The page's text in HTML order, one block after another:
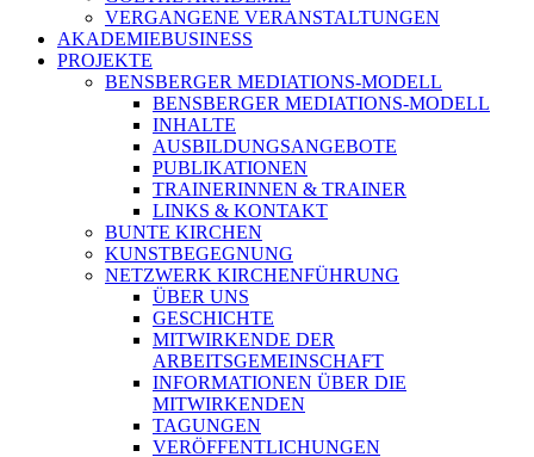
VERGANGENE VERANSTALTUNGEN
AKADEMIEBUSINESS
PROJEKTE
BENSBERGER MEDIATIONS-MODELL
BENSBERGER MEDIATIONS-MODELL
INHALTE
AUSBILDUNGSANGEBOTE
PUBLIKATIONEN
TRAINERINNEN & TRAINER
LINKS & KONTAKT
BUNTE KIRCHEN
KUNSTBEGEGNUNG
NETZWERK KIRCHENFÜHRUNG
ÜBER UNS
GESCHICHTE
MITWIRKENDE DER
ARBEITSGEMEINSCHAFT
INFORMATIONEN ÜBER DIE
MITWIRKENDEN
TAGUNGEN
VERÖFFENTLICHUNGEN